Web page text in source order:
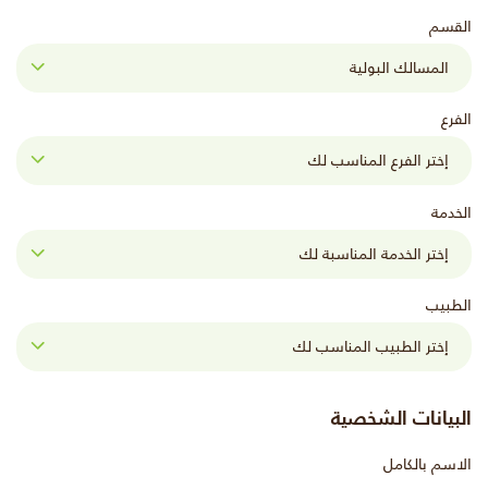
القسم
الفرع
الخدمة
الطبيب
البيانات الشخصية
الاسم بالكامل